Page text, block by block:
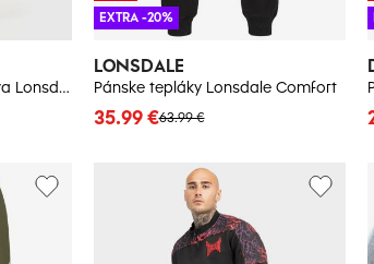
Pánska tepláková súprava Lonsdale 117291-Yellow/Black
LONSDALE
Pánske tepláky Lonsdale Comfort
63.99 €
35.99 €
EXTRA -20%